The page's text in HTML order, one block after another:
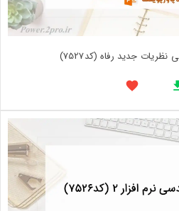
جدید رفاه (کد7527)